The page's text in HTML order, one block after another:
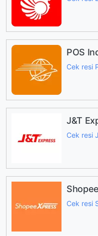
POS
Cek resi
J&T
Cek resi
Cek resi